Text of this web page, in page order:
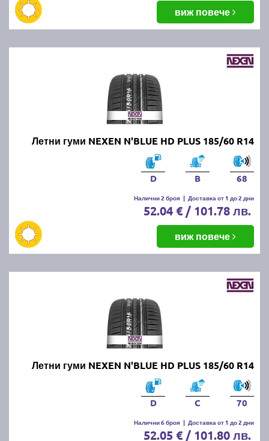
виж повече
Летни гуми NEXEN N'BLUE HD PLUS 185/60 R14
D B 68
Налични 2 броя | Доставка от 1 до 2 дни
52.04 € / 101.78 лв.
виж повече
Летни гуми NEXEN N'BLUE HD PLUS 185/60 R14
D C 70
Налични 6 броя | Доставка от 1 до 2 дни
52.05 € / 101.80 лв.